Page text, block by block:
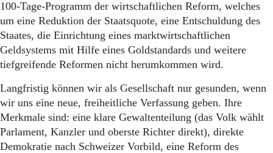
100-Tage-Programm der wirtschaftlichen Reform, welches
um eine Reduktion der Staatsquote, eine Entschuldung des
Staates, die Einrichtung eines marktwirtschaftlichen
Geldsystems mit Hilfe eines Goldstandards und weitere
tiefgreifende Reformen nicht herumkommen wird.
Langfristig können wir als Gesellschaft nur gesunden, wenn
wir uns eine neue, freiheitliche Verfassung geben. Ihre
Merkmale sind: eine klare Gewaltenteilung (das Volk wählt
Parlament, Kanzler und oberste Richter direkt), direkte
Demokratie nach Schweizer Vorbild, eine Reform des